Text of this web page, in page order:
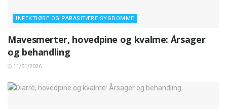
INFEKTIØSE OG PARASITÆRE SYGDOMME
Mavesmerter, hovedpine og kvalme: Årsager
og behandling
11/01/2026